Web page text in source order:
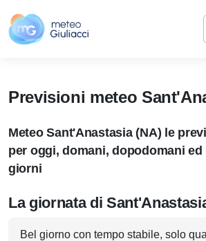
Previsioni meteo
Meteo Sant'Anastasia (NA) le
per oggi, domani, dopodomani
giorni
La giornata di
Bel giorno con tempo stabile, solo